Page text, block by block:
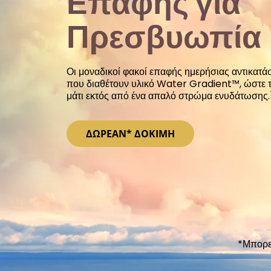
Πρεσβυωπία
Οι μοναδικοί φακοί επαφής ημερήσιας
που διαθέτουν υλικό Water Gradient™, ώστε
μάτι εκτός από ένα απαλό στρώμα ενυδάτωσης.
ΔΩΡΕΑΝ* ΔΟΚΙΜΗ